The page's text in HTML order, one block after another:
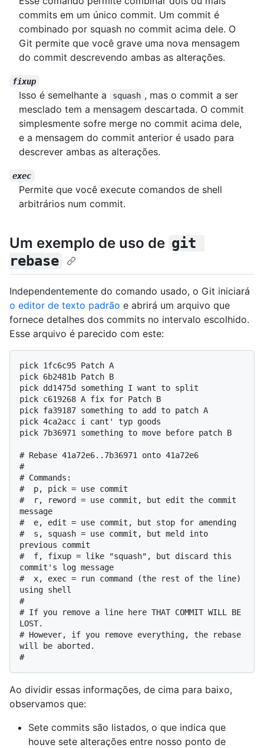
commits em um único commit. Um commit é
combinado por squash no commit acima dele. O
Git permite que você grave uma nova mensagem
do commit descrevendo ambas as alterações.
fixup
Isso é semelhante a squash , mas o commit a ser
mesclado tem a mensagem descartada. O commit
simplesmente sofre merge no commit acima dele,
e a mensagem do commit anterior é usado para
descrever ambas as alterações.
exec
Permite que você execute comandos de shell
arbitrários num commit.
Um exemplo de uso de git
rebase
Independentemente do comando usado, o Git iniciará
o editor de texto padrão e abrirá um arquivo que
fornece detalhes dos commits no intervalo escolhido.
Esse arquivo é parecido com este:
pick 1fc6c95 Patch A
pick 6b2481b Patch B
pick dd1475d something I want to split
pick c619268 A fix for Patch B
pick fa39187 something to add to patch A
pick 4ca2acc i cant' typ goods
pick 7b36971 something to move before patch B
# Rebase 41a72e6..7b36971 onto 41a72e6
#
# Commands:
#  p, pick = use commit
#  r, reword = use commit, but edit the commit
message
#  e, edit = use commit, but stop for amending
#  s, squash = use commit, but meld into
previous commit
#  f, fixup = like "squash", but discard this
commit's log message
#  x, exec = run command (the rest of the line)
using shell
#
# If you remove a line here THAT COMMIT WILL BE
LOST.
# However, if you remove everything, the rebase
will be aborted.
Ao dividir essas informações, de cima para baixo,
observamos que:
Sete commits são listados, o que indica que
houve sete alterações entre nosso ponto de